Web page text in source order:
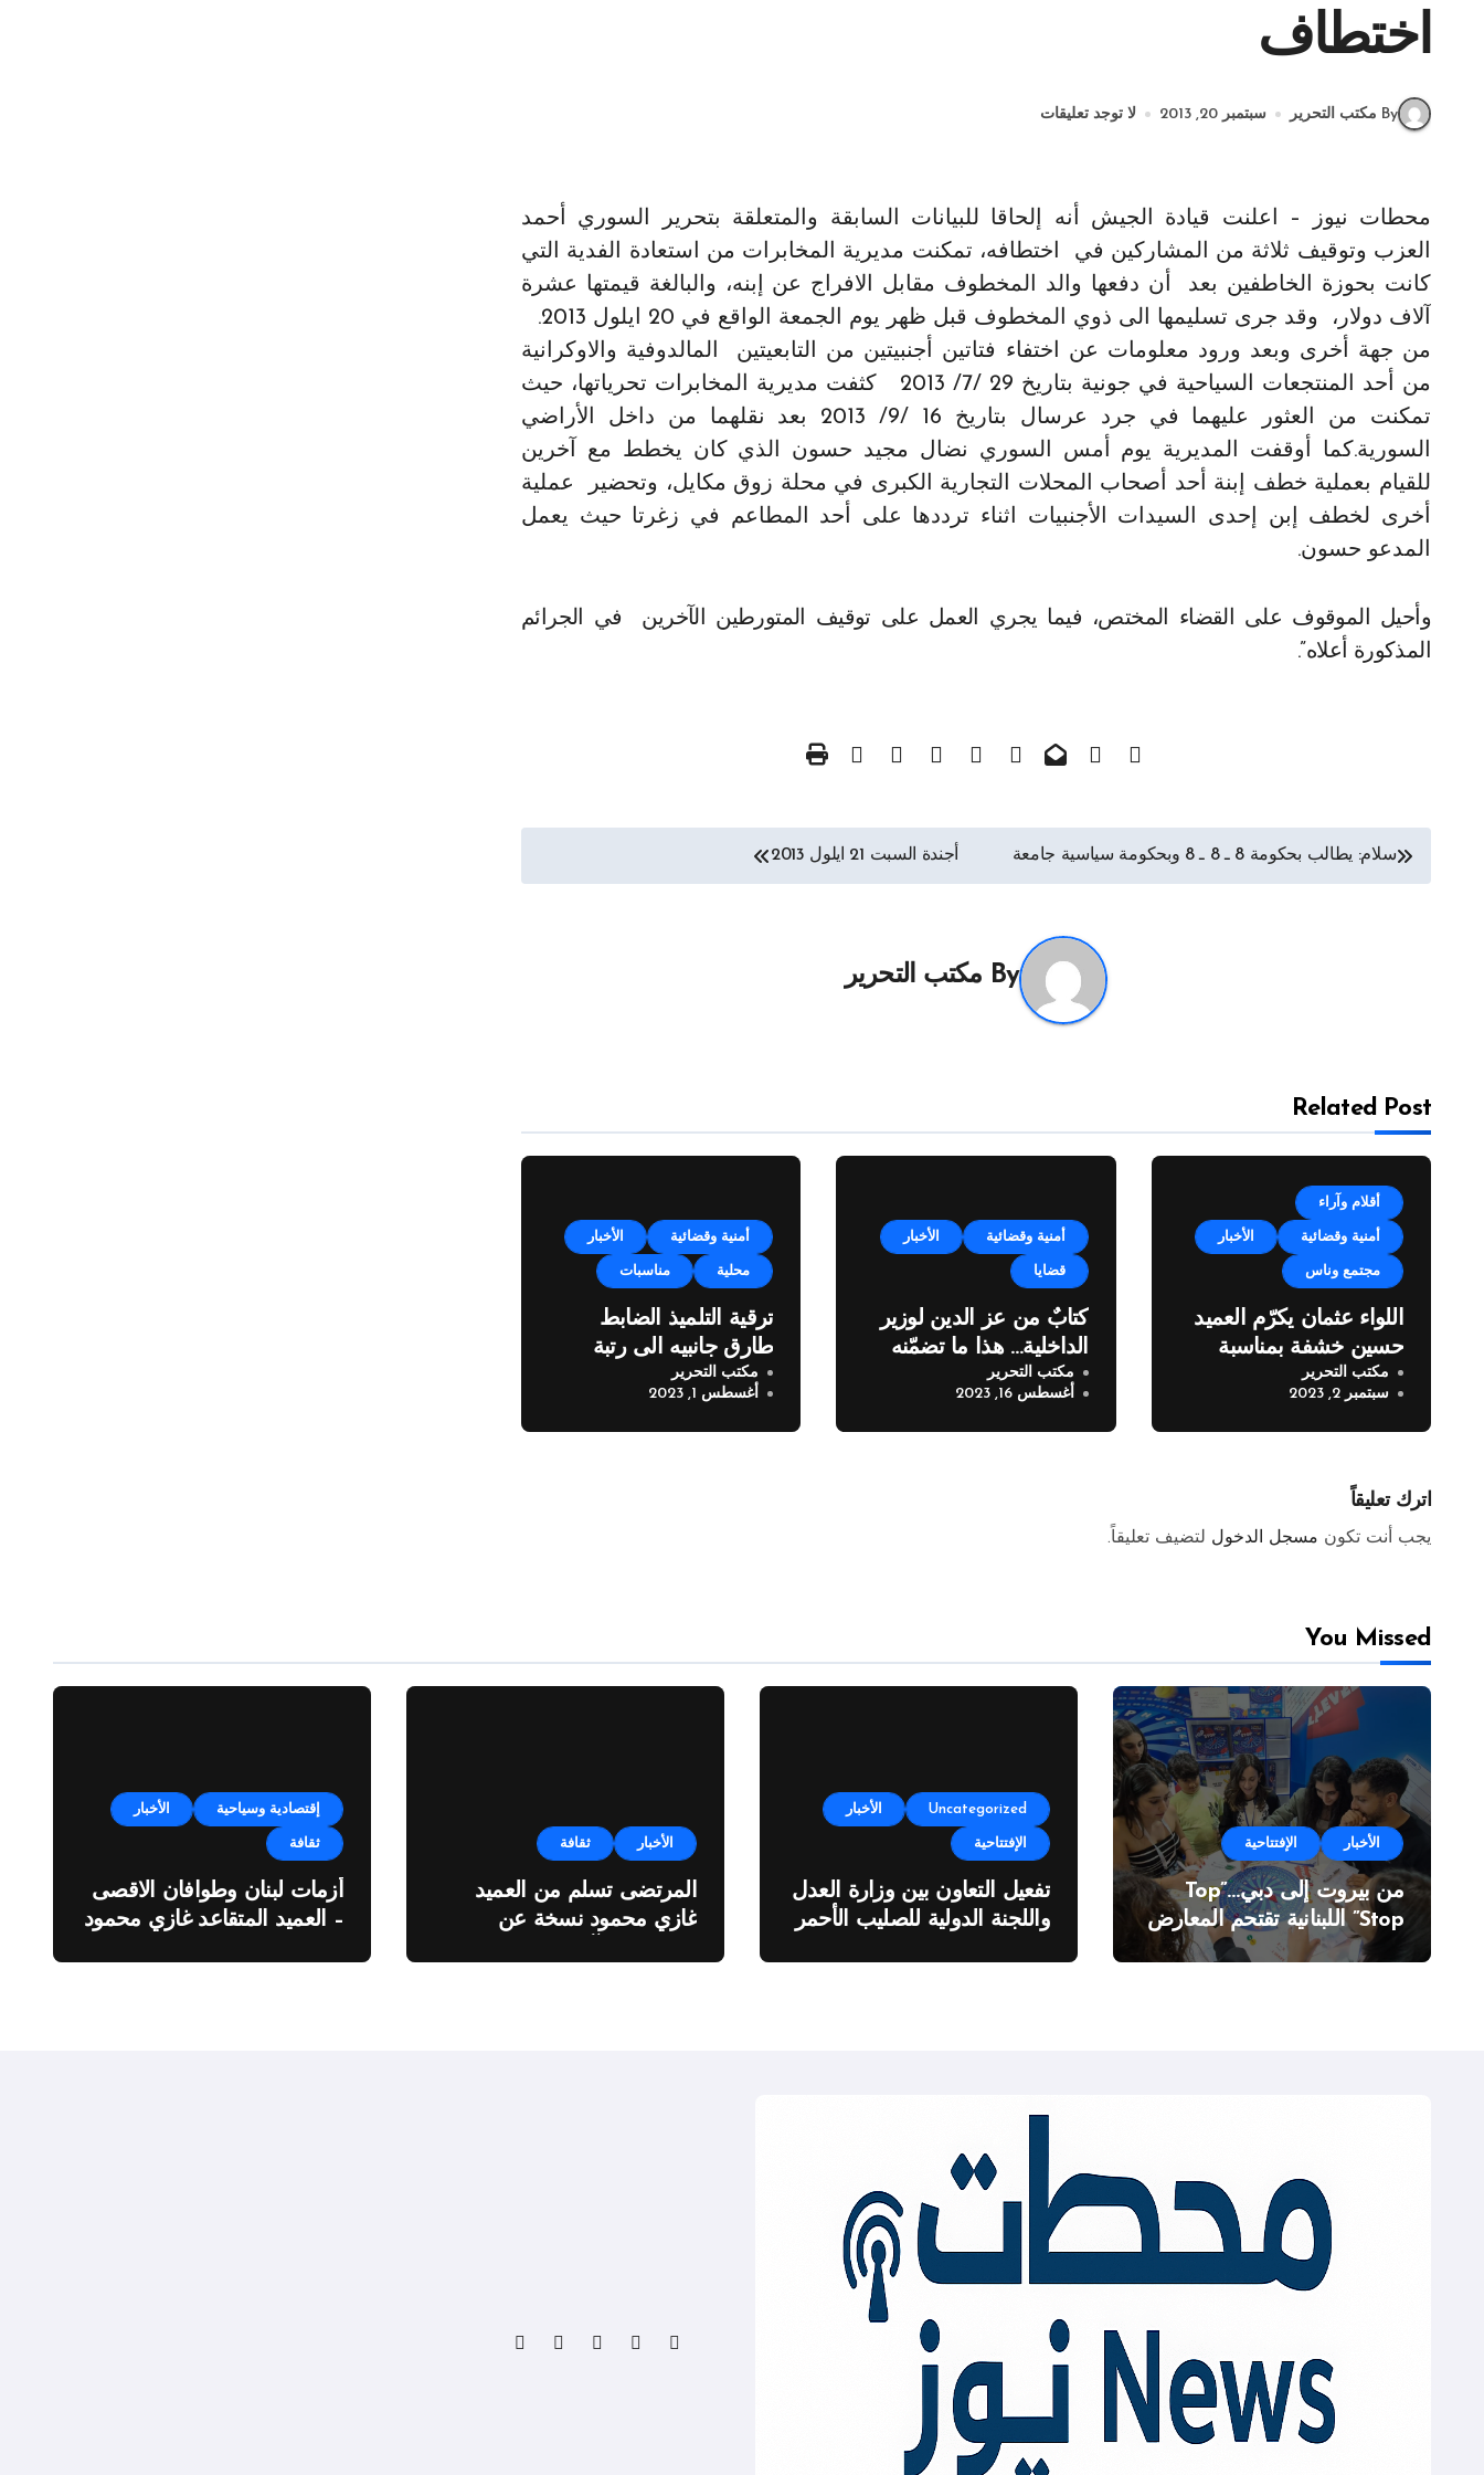
اختطاف
By مكتب التحرير سبتمبر 20, 2013 لا توجد تعليقات
محطات نيوز – اعلنت قيادة الجيش أنه إلحاقا للبيانات السابقة والمتعلقة بتحرير السوري أحمد
العزب وتوقيف ثلاثة من المشاركين في اختطافه، تمكنت مديرية المخابرات من استعادة الفدية التي
كانت بحوزة الخاطفين بعد أن دفعها والد المخطوف مقابل الافراج عن إبنه، والبالغة قيمتها عشرة
آلاف دولار، وقد جرى تسليمها الى ذوي المخطوف قبل ظهر يوم الجمعة الواقع في 20 ايلول 2013.
من جهة أخرى وبعد ورود معلومات عن اختفاء فتاتين أجنبيتين من التابعيتين المالدوفية والاوكرانية
من أحد المنتجعات السياحية في جونية بتاريخ 29 /7/ 2013 كثفت مديرية المخابرات تحرياتها، حيث
تمكنت من العثور عليهما في جرد عرسال بتاريخ 16 /9/ 2013 بعد نقلهما من داخل الأراضي
السورية.كما أوقفت المديرية يوم أمس السوري نضال مجيد حسون الذي كان يخطط مع آخرين
للقيام بعملية خطف إبنة أحد أصحاب المحلات التجارية الكبرى في محلة زوق مكايل، وتحضير عملية
أخرى لخطف إبن إحدى السيدات الأجنبيات اثناء ترددها على أحد المطاعم في زغرتا حيث يعمل
المدعو حسون.
وأحيل الموقوف على القضاء المختص، فيما يجري العمل على توقيف المتورطين الآخرين في الجرائم
المذكورة أعلاه”.
تصفّح
سلام: يطالب بحكومة 8 ـ 8 ـ 8 وبحكومة سياسية جامعة أجندة السبت 21 ايلول 2013
By مكتب التحرير
Related Post
أقلام وآراء
أمنية وقضائية الأخبار
مجتمع وناس
اللواء عثمان يكرّم العميد
حسين خشفة بمناسبة
انتهاء خدمته في قوى
الأمن الداخلي
مكتب التحرير
سبتمبر 2, 2023
أمنية وقضائية الأخبار
قضايا
كتابٌ من عز الدين لوزير
الداخلية… هذا ما تضمّنه
مكتب التحرير
أغسطس 16, 2023
أمنية وقضائية الأخبار
محلية مناسبات
ترقية التلميذ الضابط
طارق جانبيه الى رتبة
ملازم
مكتب التحرير
أغسطس 1, 2023
اترك تعليقاً
يجب أنت تكون مسجل الدخول لتضيف تعليقاً.
You Missed
الأخبار الإفتتاحية
من بيروت إلى دبي…”Top
Stop” اللبنانية تقتحم المعارض
الدولية
Uncategorized الأخبار
الإفتتاحية
تفعيل التعاون بين وزارة العدل
واللجنة الدولية للصليب الأحمر
الأخبار ثقافة
المرتضى تسلم من العميد
غازي محمود نسخة عن
إقتصادية وسياحية الأخبار
ثقافة
أزمات لبنان وطوافان الاقصى
– العميد المتقاعد غازي محمود